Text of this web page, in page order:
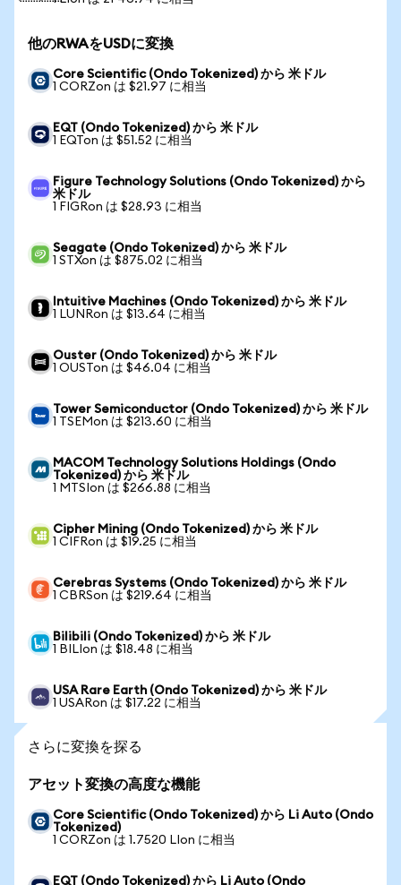
他のRWAをUSDに変換
Core Scientific (Ondo Tokenized) から 米ドル
1 CORZon は $21.97 に相当
EQT (Ondo Tokenized) から 米ドル
1 EQTon は $51.52 に相当
Figure Technology Solutions (Ondo Tokenized) から
米ドル
1 FIGRon は $28.93 に相当
Seagate (Ondo Tokenized) から 米ドル
1 STXon は $875.02 に相当
Intuitive Machines (Ondo Tokenized) から 米ドル
1 LUNRon は $13.64 に相当
Ouster (Ondo Tokenized) から 米ドル
1 OUSTon は $46.04 に相当
Tower Semiconductor (Ondo Tokenized) から 米ドル
1 TSEMon は $213.60 に相当
MACOM Technology Solutions Holdings (Ondo
Tokenized) から 米ドル
1 MTSIon は $266.88 に相当
Cipher Mining (Ondo Tokenized) から 米ドル
1 CIFRon は $19.25 に相当
Cerebras Systems (Ondo Tokenized) から 米ドル
1 CBRSon は $219.64 に相当
Bilibili (Ondo Tokenized) から 米ドル
1 BILIon は $18.48 に相当
USA Rare Earth (Ondo Tokenized) から 米ドル
1 USARon は $17.22 に相当
さらに変換を探る
アセット変換の高度な機能
Core Scientific (Ondo Tokenized) から Li Auto (Ondo
Tokenized)
1 CORZon は 1.7520 LIon に相当
EQT (Ondo Tokenized) から Li Auto (Ondo